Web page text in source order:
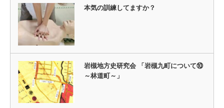
本気の訓練してますか？
岩槻地方史研究会 「岩槻九町について⑩
～林道町～」